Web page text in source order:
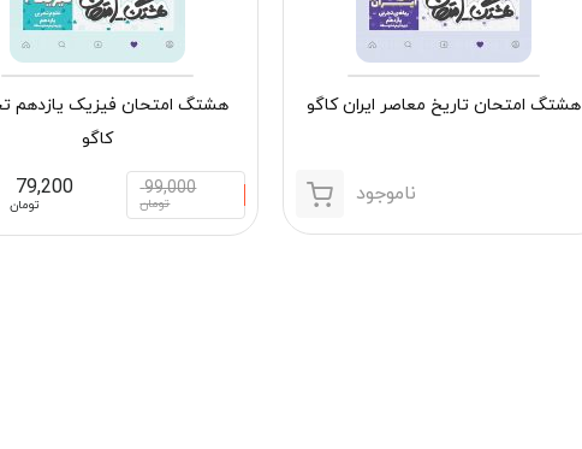
هشتگ امتحان تاریخ معاصر ایران کاگو
ناموجود
هشتگ امتحان فیزیک یازدهم
کاگو
99,000
تومان
79,200
تومان